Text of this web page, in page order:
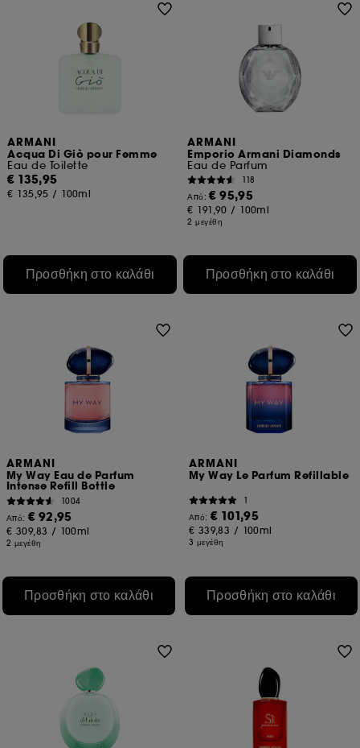
ARMANI
Acqua Di Giò pour Femme
Eau de Toilette
€ 135,95
€ 135,95 / 100ml
Προσθήκη στο καλάθι
ARMANI
Emporio Armani Diamonds
Eau de Parfum
118
Από:€ 95,95
€ 191,90 / 100ml
2 μεγέθη
Προσθήκη στο καλάθι
ARMANI
My Way Eau de Parfum
Intense Refill Bottle
1004
Από: € 92,95
€ 309,83 / 100ml
2 μεγέθη
Προσθήκη στο καλάθι
ARMANI
My Way Le Parfum Refillable
1
Από: € 101,95
€ 339,83 / 100ml
3 μεγέθη
Προσθήκη στο καλάθι